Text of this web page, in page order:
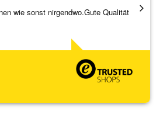
wie sonst nirgendwo.Gute Qualität
Die